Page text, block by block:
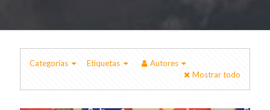
Categorías Etiquetas
Autores
Mostrar todo